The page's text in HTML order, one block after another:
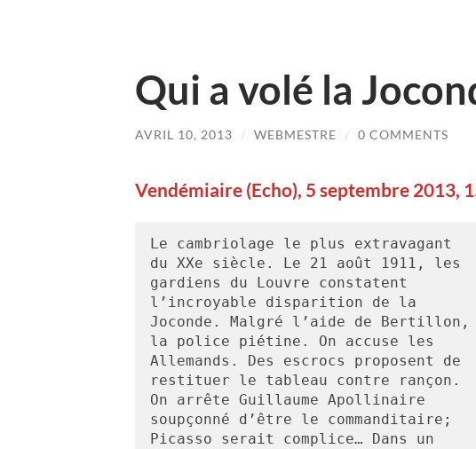
Qui a volé la
AVRIL 10, 2013 / WEBMESTRE / 0 COMMENTS
Vendémiaire (Echo), 5 septembre 2013,
Le cambriolage le plus extravagant
du XXe siècle. Le 21 août 1911, les
gardiens du Louvre constatent
l’incroyable disparition de la
Joconde. Malgré l’aide de Bertillon,
la police piétine. On accuse les
Allemands. Des escrocs proposent de
restituer le tableau contre rançon.
On arrête Guillaume Apollinaire
soupçonné d’être le commanditaire;
Picasso serait complice… Dans un